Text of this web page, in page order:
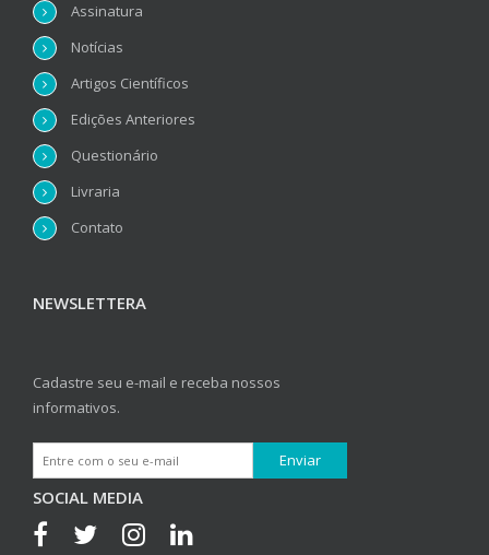
Assinatura
Notícias
Artigos Científicos
Edições Anteriores
Questionário
Livraria
Contato
NEWSLETTERA
Cadastre seu e-mail e receba nossos
informativos.
SOCIAL MEDIA